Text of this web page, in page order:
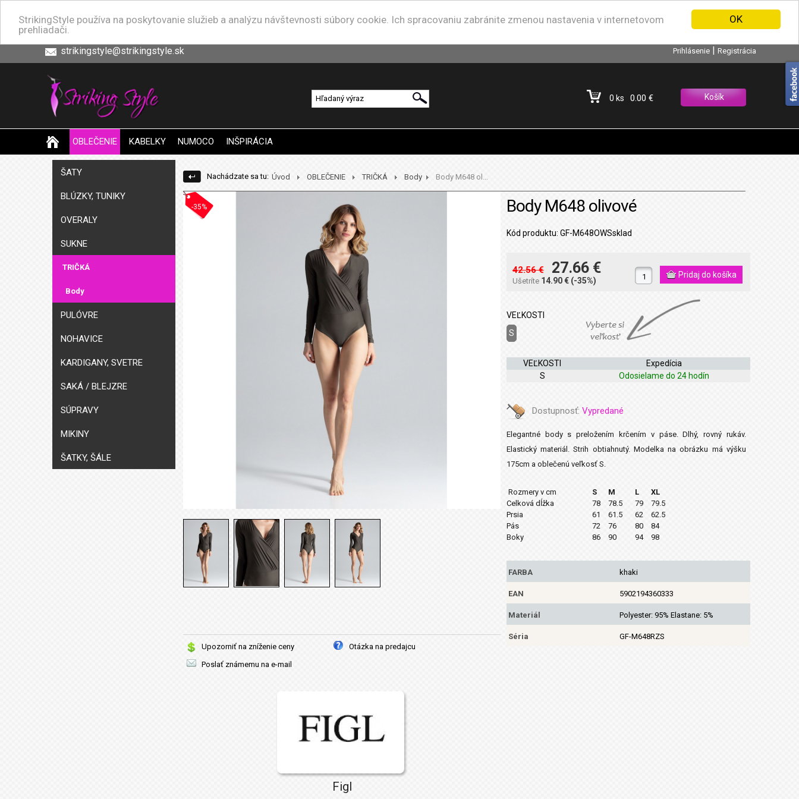
OK
StrikingStyle používa na poskytovanie služieb a analýzu návštevnosti súbory cookie. Ich spracovaniu zabránite zmenou nastavenia v internetovom
prehliadači.
strikingstyle@strikingstyle.sk Prihlásenie | Registrácia
0 ks 0.00 € Košík
OBLEČENIE KABELKY NUMOCO INŠPIRÁCIA
ŠATY
BLÚZKY, TUNIKY
OVERALY
SUKNE
TRIČKÁ
Body
PULÓVRE
NOHAVICE
KARDIGANY, SVETRE
SAKÁ / BLEJZRE
SÚPRAVY
MIKINY
ŠATKY, ŠÁLE
Nachádzate sa tu: Úvod OBLEČENIE TRIČKÁ Body Body M648 ol...
-35%
Upozorniť na zníženie ceny
Otázka na predajcu
Poslať známemu na e-mail
Figl
Body M648 olivové
Kód produktu: GF-M648OWSsklad
42.56 € 27.66 €
Ušetríte 14.90 € (-35%)
VEĽKOSTI
S
VEĽKOSTI
Expedícia
S
Odosielame do 24 hodín
Dostupnosť: Vypredané
Elegantné body s preložením krčením v páse. Dlhý, rovný rukáv.
Elastický materiál. Strih obtiahnutý. Modelka na obrázku má výšku
175cm a oblečenú veľkosť S.
Rozmery v cm S M L
XL
Celková dĺžka
78 78.5 79
79.5
Prsia
61 61.5 62
62.5
Pás
72 76 80
84
Boky
86 90 94 98
FARBA khaki
EAN 5902194360333
Materiál Polyester: 95% Elastane: 5%
Séria GF-M648RZS